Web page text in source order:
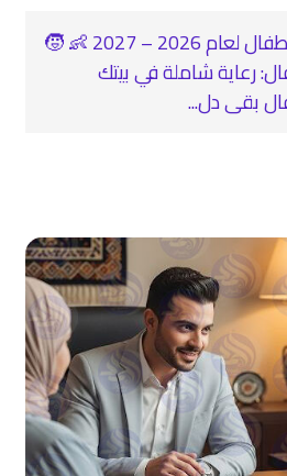
🏥التمريض المنزلي للأطفال لعام 2026 – 2027 👶 🧒
رعاية شاملة في بيتك
بقى دل...